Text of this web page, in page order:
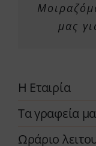
μας
Η Εταιρία
Τα γραφεία
Ωράριο